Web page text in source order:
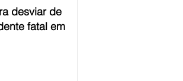
desviar de
fatal em